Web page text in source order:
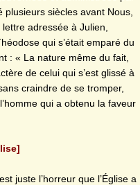
plusieurs siècles avant Nous,
adressée à Julien,
qui s’était emparé du
: « La nature même du fait,
de celui qui s’est glissé à
craindre de se tromper,
qui a obtenu la faveur
juste l’horreur que l’Église a